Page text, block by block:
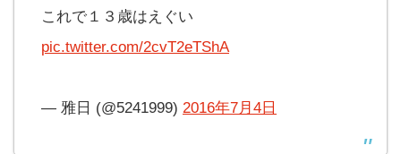
これで１３歳はえぐい
pic.twitter.com/2cvT2eTShA
— 雅日 (@5241999) 2016年7月4日